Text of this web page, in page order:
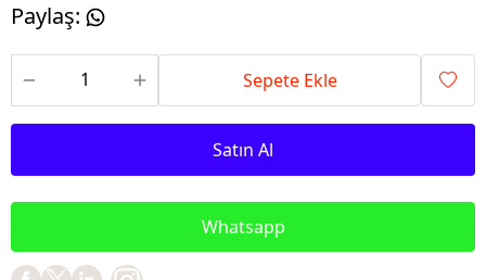
Paylaş:
Sepete Ekle
Satın Al
Whatsapp